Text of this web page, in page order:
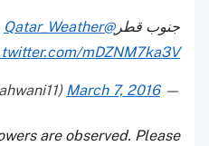
جنوب قطر@Qatar_Weather
mDZNM7ka3V
— FATMA (@falshahwani11)
March 7, 2016
are observed. Please